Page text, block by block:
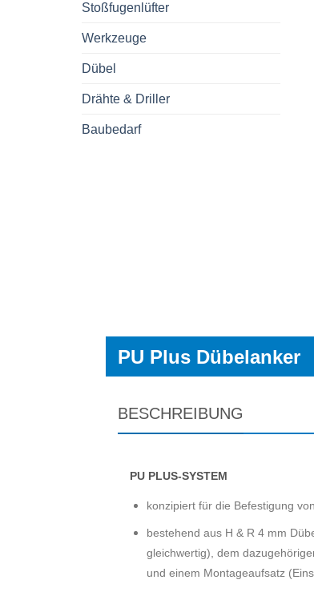
Stoßfugenlüfter
Werkzeuge
Dübel
Drähte & Driller
Baubedarf
PU Plus Dübelanker
BESCHREIBUNG
PU PLUS-SYSTEM
konzipiert für die Befestigung
bestehend aus H & R 4 mm
gleichwertig), dem
und einem Montageaufsatz